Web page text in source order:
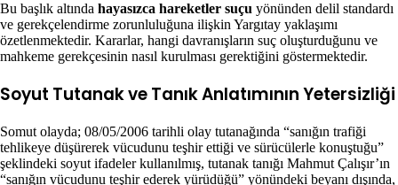
Bu başlık altında hayasızca hareketler suçu yönünden delil standardı
ve gerekçelendirme zorunluluğuna ilişkin Yargıtay yaklaşımı
özetlenmektedir. Kararlar, hangi davranışların suç oluşturduğunu ve
mahkeme gerekçesinin nasıl kurulması gerektiğini göstermektedir.
Soyut Tutanak ve Tanık Anlatımının Yetersizliği
Somut olayda; 08/05/2006 tarihli olay tutanağında “sanığın trafiği
tehlikeye düşürerek vücudunu teşhir ettiği ve sürücülerle konuştuğu”
şeklindeki soyut ifadeler kullanılmış, tutanak tanığı Mahmut Çalışır’ın
“sanığın vücudunu teşhir ederek yürüdüğü” yönündeki beyanı dışında,